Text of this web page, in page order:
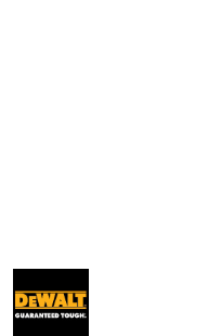
NAZWA
PRODUCENTA:
DEWALT